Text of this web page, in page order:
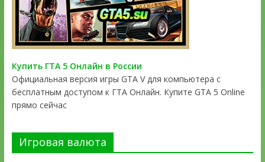
Купить ГТА 5 Онлайн в России
Официальная версия игры GTA V для компьютера с
бесплатным доступом к ГТА Онлайн. Купите GTA 5 Online
прямо сейчас
Игровая валюта